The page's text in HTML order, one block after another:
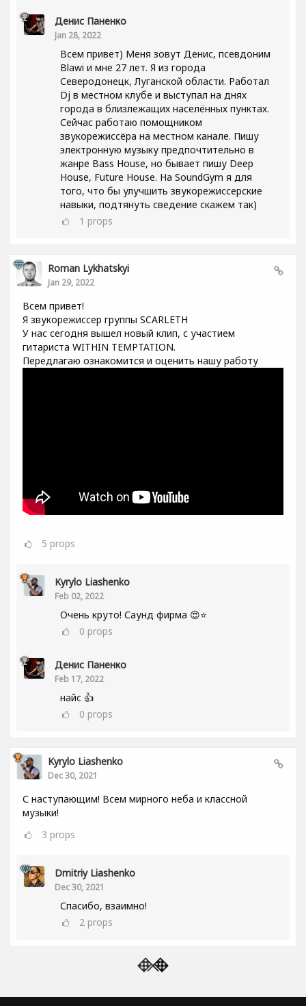
Денис Паненко
Jan 28, 2022
Всем привет) Меня зовут Денис, псевдоним
Blawi и мне 27 лет. Я из города
Северодонецк, Луганской области. Работал
Dj в местном клубе и выступал на днях
города в близлежащих населённых пунктах.
Сейчас работаю помощником
звукорежиссёра на местном канале. Пишу
электронную музыку предпочтительно в
жанре Bass House, но бывает пишу Deep
House, Future House. На SoundGym я для
того, что бы улучшить звукорежиссерские
навыки, подтянуть сведение скажем так)
1 props
Roman Lykhatskyi
Jan 29, 2022
Всем привет!
Я звукорежиссер группы SCARLETH
У нас сегодня вышел новый клип, с участием
гитариста WITHIN TEMPTATION.
Передлагаю ознакомится и оценить нашу работу
5 props
Kyrylo Liashenko
Feb 02, 2022
Очень круто! Саунд фирма 😍⭐
0 props
Денис Паненко
Feb 17, 2022
найс 👍
0 props
Kyrylo Liashenko
Dec 30, 2021
С наступающим! Всем мирного неба и классной
музыки!
3 props
Dmitriy Liashenko
Dec 30, 2021
Спасибо, взаимно!
2 props